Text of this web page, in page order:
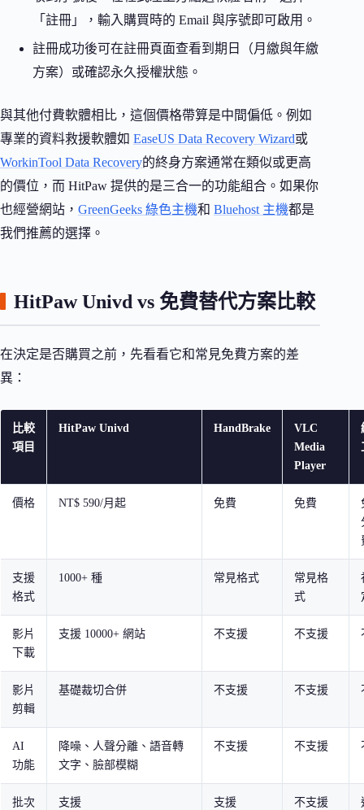
「註冊」，輸入購買時的 Email 與序號即可啟用。
註冊成功後可在註冊頁面查看到期日（月繳與年繳
方案）或確認永久授權狀態。
與其他付費軟體相比，這個價格帶算是中間偏低。例如
專業的資料救援軟體如 EaseUS Data Recovery Wizard或
WorkinTool Data Recovery的終身方案通常在類似或更高
的價位，而 HitPaw 提供的是三合一的功能組合。如果你
也經營網站， GreenGeeks 綠色主機和 Bluehost 主機都是
我們推薦的選擇。
HitPaw Univd vs 免費替代方案比較
在決定是否購買之前，先看看它和常見免費方案的差
異：
比較
項目
HitPaw Univd HandBrake
VLC
Media
Player
價格 NT$ 590/月起 免費 免費
支援
格式
1000+ 種 常見格式
常見格
式
影片
下載
支援 10000+ 網站 不支援 不支援
影片
剪輯
基礎裁切合併 不支援 不支援
AI
功能
降噪、人聲分離、語音轉
文字、臉部模糊
不支援 不支援
批次
支援 支援 不支援